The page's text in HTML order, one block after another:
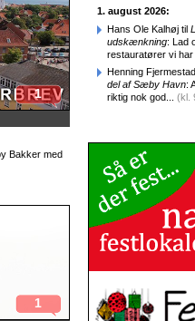
1. august 2026:
Hans Ole Kalhøj til
udskænkning: Lad
restauratører vi
Henning
del af Sæby Havn:
riktig nok god... (kl.
1
Bakker med
1